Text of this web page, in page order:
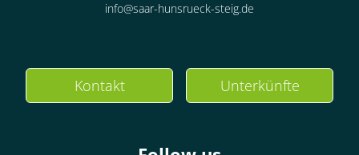
info@saar-hunsrueck-steig.de
Kontakt Unterkünfte